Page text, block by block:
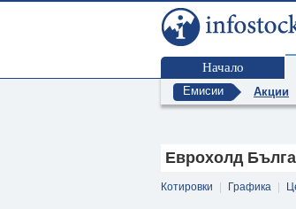
Начало
Емисии Акции
Еврохолд
Котировки Графика